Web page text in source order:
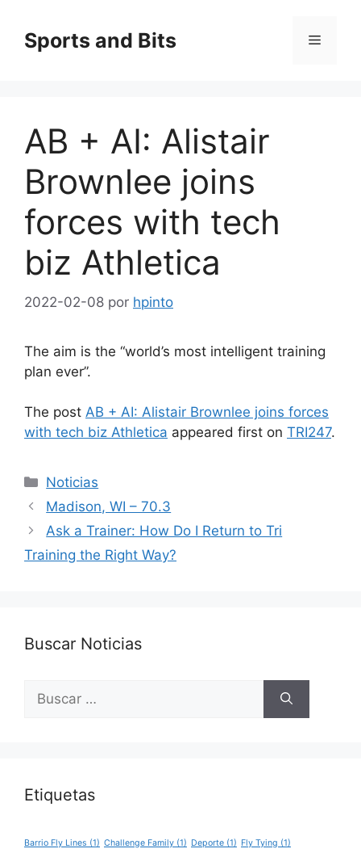
contenido
Sports and Bits Menú
AB + AI: Alistair
Brownlee joins
forces with tech
biz Athletica
2022-02-08 por hpinto
The aim is the “world’s most intelligent training
plan ever”.
The post AB + AI: Alistair Brownlee joins forces
with tech biz Athletica appeared first on TRI247.
Categorías
Noticias
Madison, WI – 70.3
Ask a Trainer: How Do I Return to Tri
Training the Right Way?
Buscar Noticias
Buscar:
Etiquetas
Barrio Fly Lines (1) Challenge Family (1) Deporte (1) Fly Tying (1)